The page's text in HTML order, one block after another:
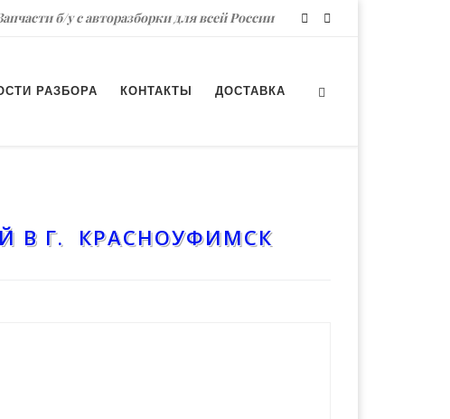
б/у с авторазборки для всей России
РАЗБОРА КОНТАКТЫ ДОСТАВКА
В Г. КРАСНОУФИМСК